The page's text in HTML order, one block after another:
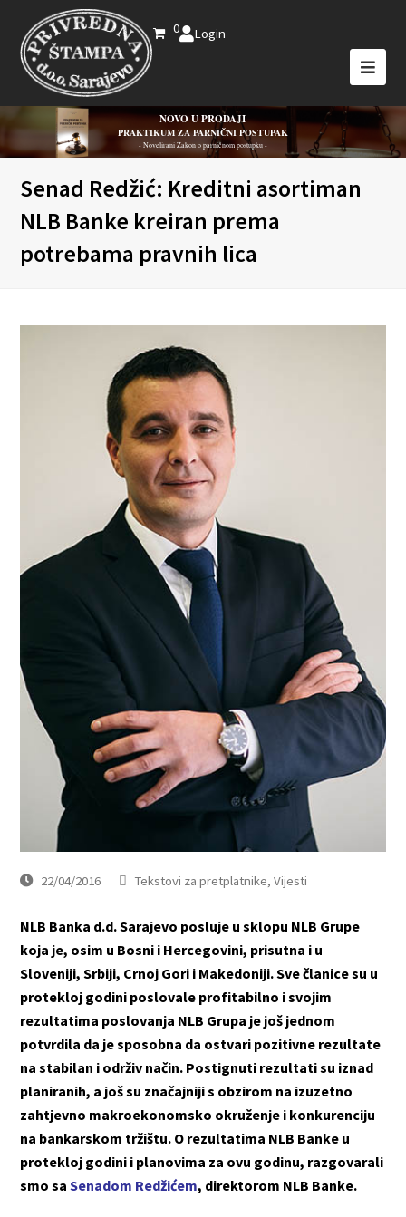
0 Login
NOVO U PRODAJI
PRAKTIKUM ZA PARNIČNI POSTUPAK
- Novelirani Zakon o parničnom postupku -
Senad Redžić: Kreditni asortiman
NLB Banke kreiran prema
potrebama pravnih lica
22/04/2016 Tekstovi za pretplatnike,Vijesti
NLB Banka d.d. Sarajevo posluje u sklopu NLB Grupe
koja je, osim u Bosni i Hercegovini, prisutna i u
Sloveniji, Srbiji, Crnoj Gori i Makedoniji. Sve članice su u
protekloj godini poslovale profitabilno i svojim
rezultatima poslovanja NLB Grupa je još jednom
potvrdila da je sposobna da ostvari pozitivne rezultate
na stabilan i održiv način. Postignuti rezultati su iznad
planiranih, a još su značajniji s obzirom na izuzetno
zahtjevno makroekonomsko okruženje i konkurenciju
na bankarskom tržištu. O rezultatima NLB Banke u
protekloj godini i planovima za ovu godinu, razgovarali
smo saSenadom Redžićem, direktorom NLB Banke.